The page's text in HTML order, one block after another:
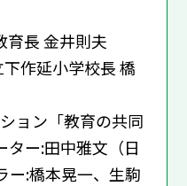
育長 金井則夫
作延小学校長 橋
ョン「教育の共同
ター:田中雅文（日
ー:橋本晃一、生駒